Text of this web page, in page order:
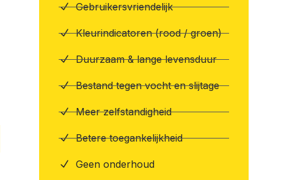
Gebruikersvriendelijk
Kleurindicatoren (rood / groen)
Duurzaam & lange levensduur
Bestand tegen vocht en slijtage
Meer zelfstandigheid
Betere toegankelijkheid
Geen onderhoud